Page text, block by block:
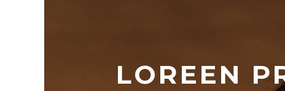
LOREEN